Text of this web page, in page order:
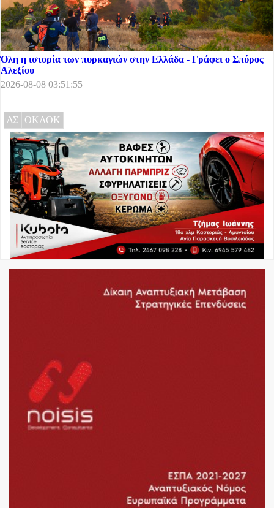
Όλη η ιστορία των πυρκαγιών στην Ελλάδα - Γράφει ο Σπύρος
Αλεξίου
2026-08-08 03:51:55
ΔΣ ΟΚΛΟΚ